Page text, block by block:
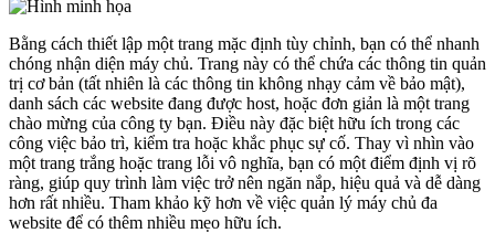
Bằng cách thiết lập một trang mặc định tùy chỉnh, bạn có thể nhanh
chóng nhận diện máy chủ. Trang này có thể chứa các thông tin quản
trị cơ bản (tất nhiên là các thông tin không nhạy cảm về bảo mật),
danh sách các website đang được host, hoặc đơn giản là một trang
chào mừng của công ty bạn. Điều này đặc biệt hữu ích trong các
công việc bảo trì, kiểm tra hoặc khắc phục sự cố. Thay vì nhìn vào
một trang trắng hoặc trang lỗi vô nghĩa, bạn có một điểm định vị rõ
ràng, giúp quy trình làm việc trở nên ngăn nắp, hiệu quả và dễ dàng
hơn rất nhiều. Tham khảo kỹ hơn về việc quản lý máy chủ đa
website để có thêm nhiều mẹo hữu ích.